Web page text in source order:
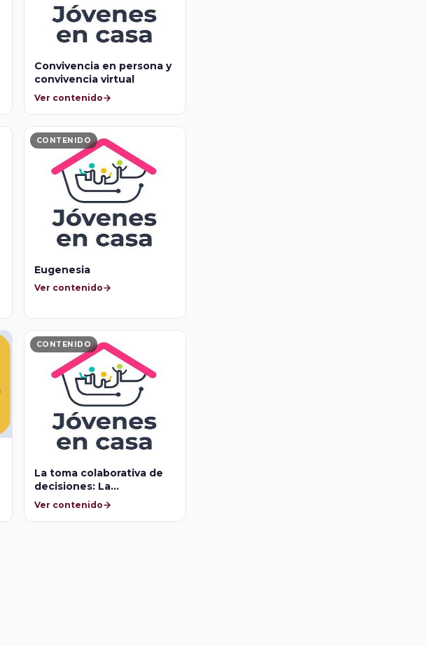
Convivencia en persona y
convivencia virtual
Ver contenido
CONTENIDO
Eugenesia
Ver contenido
CONTENIDO
La toma colaborativa de
decisiones: La
importancia de consenso.
Ver contenido